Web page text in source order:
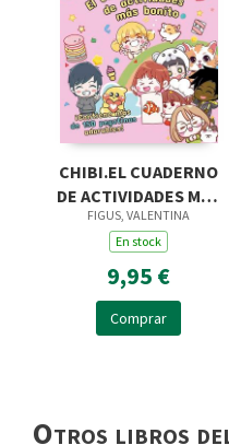
CHIBI.EL CUADERNO
DE ACTIVIDADES MÁS
BONITO
FIGUS, VALENTINA
En stock
9,95 €
Comprar
Otros libros